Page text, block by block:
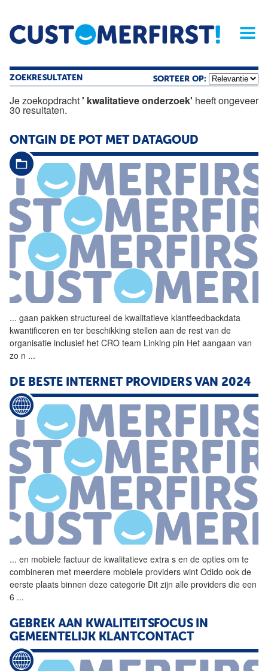
Home Opinie Archief
Magazine
ZOEKRESULTATEN SORTEER OP:
Je zoekopdracht' kwalitatieve onderzoek' heeft ongeveer
30 resultaten.
ONTGIN DE POT MET DATAGOUD
... gaan pakken structureel de kwalitatieve klantfeedbackdata
kwantificeren en ter beschikking stellen aan de rest van de
organisatie inclusief het CRO team Linking pin Het aangaan van
zo n ...
DE BESTE INTERNET PROVIDERS VAN 2024
... en mobiele factuur de kwalitatieve extra s en de opties om te
combineren met meerdere mobiele providers wint Odido ook de
eerste plaats binnen deze categorie Dit zijn alle providers die een
6 ...
GEBREK AAN KWALITEITSFOCUS IN
GEMEENTELIJK KLANTCONTACT